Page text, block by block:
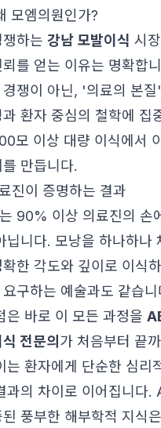
모엠의원인가?
하는 강남 모발이식 시
를 얻는 이유는 명확합
쟁이 아닌, '의료의 본
환자 중심의 철학에 집
모 이상 대량 이식에서
만듭니다.
진이 증명하는 결과
90% 이상 의료진의 손
닙니다. 모낭을 하나하나
한 각도와 깊이로 이식
구하는 예술과도 같습니
은 바로 이 모든 과정을
전문의 가 처음부터 끝
는 환자에게 단순한 심리
과의 차이로 이어집니다.
풍부한 해부학적 지식